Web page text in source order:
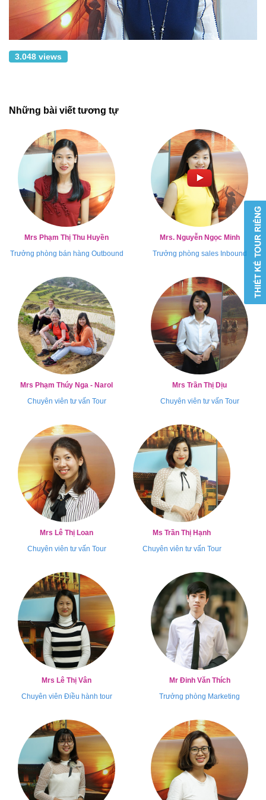
3.048 views
Những bài viết tương tự
Mrs Phạm Thị Thu Huyền
Trưởng phòng bán hàng Outbound
Mrs. Nguyễn Ngọc Minh
Trưởng phòng sales Inbound
Mrs Phạm Thúy Nga - Narol
Chuyên viên tư vấn Tour
Mrs Trần Thị Dịu
Chuyên viên tư vấn Tour
Mrs Lê Thị Loan
Chuyên viên tư vấn Tour
Ms Trần Thị Hạnh
Chuyên viên tư vấn Tour
Mrs Lê Thị Vân
Chuyên viên Điều hành tour
Mr Đinh Văn Thích
Trưởng phòng Marketing